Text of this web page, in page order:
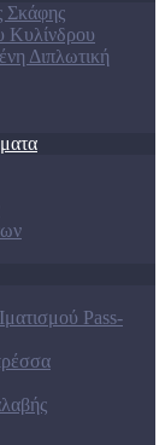
Σκάφης
Κυλίνδρου
Διπλωτική
Pass-